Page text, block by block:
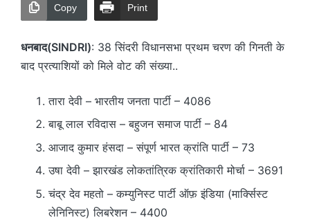
Copy Print
धनबाद(SINDRI): 38 सिंदरी विधानसभा प्रथम चरण की गिनती के
बाद प्रत्याशियों को मिले वोट की संख्या..
तारा देवी – भारतीय जनता पार्टी – 4086
बाबू लाल रविदास – बहुजन समाज पार्टी – 84
आजाद कुमार हंसदा – संपूर्ण भारत क्रांति पार्टी – 73
उषा देवी – झारखंड लोकतांत्रिक क्रांतिकारी मोर्चा – 3691
चंद्र देव महतो – कम्युनिस्ट पार्टी ऑफ़ इंडिया (मार्क्सिस्ट
लेनिनिस्ट) लिबरेशन – 4400